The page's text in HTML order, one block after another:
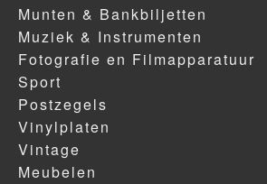
Munten & Bankbiljetten
Muziek & Instrumenten
Fotografie en Filmapparatuur
Sport
Postzegels
Vinylplaten
Vintage
Meubelen